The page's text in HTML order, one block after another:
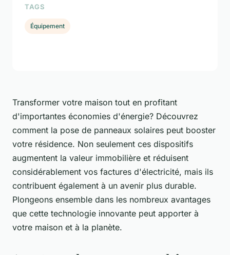
Transformer votre maison tout en profitant
d'importantes économies d'énergie? Découvrez
comment la pose de panneaux solaires peut booster
votre résidence. Non seulement ces dispositifs
augmentent la valeur immobilière et réduisent
considérablement vos factures d'électricité, mais ils
contribuent également à un avenir plus durable.
Plongeons ensemble dans les nombreux avantages
que cette technologie innovante peut apporter à
votre maison et à la planète.
TAGS
Équipement